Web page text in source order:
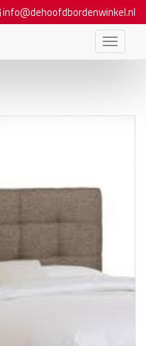
info@dehoofdbordenwinkel.nl